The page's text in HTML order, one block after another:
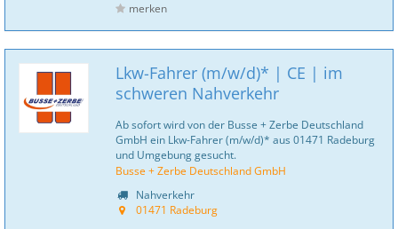
merken
Lkw-Fahrer (m/w/d)* | CE | im
schweren Nahverkehr
Ab sofort wird von der Busse + Zerbe Deutschland
GmbH ein Lkw-Fahrer (m/w/d)* aus 01471 Radeburg
und Umgebung gesucht.
Busse + Zerbe Deutschland GmbH
Nahverkehr
01471 Radeburg